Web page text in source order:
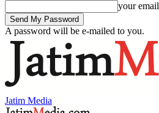
your email
A password will be e-mailed to you.
Jatim Media